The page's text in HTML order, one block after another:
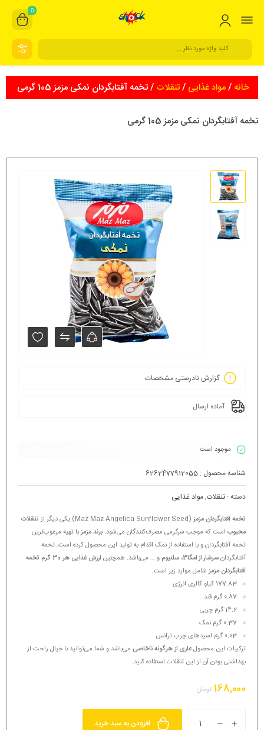
0
خانه /مواد غذایی /تنقلات / تخمه آفتابگردان نمکی مزمز 105 گرمی
تخمه آفتابگردان نمکی مزمز 105 گرمی
گزارش نادرستی مشخصات
آماده ارسال
موجود است
شناسه محصول : 6262477912055
دسته : تنقلات,مواد غذایی
تخمه آفتابگردان مزمز(Maz Maz Angelica Sunflower Seed) یکی دیگر از
تنقلات
محبوب است که موجب سرگرمی مصرف‌کنندگان می‌شود. برند مزمزبا تهیه مرغوب‌ترین
تخمه آفتابگردان و با استفاده از نمک اقدام به تولید این محصول کرده است. تخمه
آفتابگردانسرشار از امگا3، سلنیوم و … می‌باشد. همچنین
ارزش غذایی هر 30 گرم تخمه
آفتابگردان مزمزشامل موارد زیر است.
177.83 کیلو کالری انرژی
0.87 گرم قند
14.2 گرم چربی
0.37 گرم نمک
0.03 گرم اسیدهای چرب ترانس
ترکیبات این محصولعاری از هرگونه ناخاصی می‌باشد و شما می‌توانید با خیال راحت از
بهداشتی بودن آن از این تنقلات استفاده کنید.
168,000 تومان
افزودن به سبد خرید